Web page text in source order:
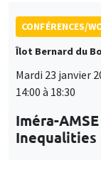
CONFÉRENCES/
Îlot Bernard du
Mardi 23 janvier
14:00 à 18:30
Iméra-
Inequalities